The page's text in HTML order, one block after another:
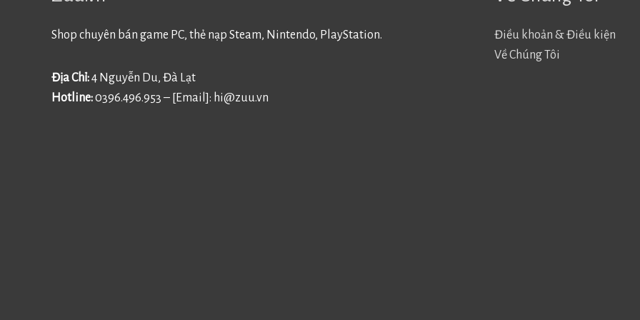
Shop chuyên bán game PC, thẻ nạp Steam, Nintendo, PlayStation.
Địa Chỉ:4 Nguyễn Du, Đà Lạt
Hotline:0396.496.953 – [Email]: hi@zuu.vn
Điều khoản & Điều kiện
Về Chúng Tôi